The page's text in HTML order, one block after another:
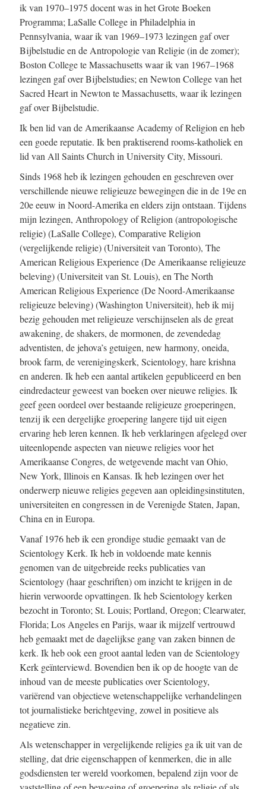
ik van 1970–1975 docent was in het Grote Boeken
Programma; LaSalle College in Philadelphia in
Pennsylvania, waar ik van 1969–1973 lezingen gaf over
Bijbelstudie en de Antropologie van Religie (in de zomer);
Boston College te Massachusetts waar ik van 1967–1968
lezingen gaf over Bijbelstudies; en Newton College van het
Sacred Heart in Newton te Massachusetts, waar ik lezingen
gaf over Bijbelstudie.
Ik ben lid van de Amerikaanse Academy of Religion en heb
een goede reputatie. Ik ben praktiserend rooms-katholiek en
lid van All Saints Church in University City, Missouri.
Sinds 1968 heb ik lezingen gehouden en geschreven over
verschillende nieuwe religieuze bewegingen die in de 19e en
20e eeuw in Noord-Amerika en elders zijn ontstaan. Tijdens
mijn lezingen, Anthropology of Religion (antropologische
religie) (LaSalle College), Comparative Religion
(vergelijkende religie) (Universiteit van Toronto), The
American Religious Experience (De Amerikaanse religieuze
beleving) (Universiteit van St. Louis), en The North
American Religious Experience (De Noord-Amerikaanse
religieuze beleving) (Washington Universiteit), heb ik mij
bezig gehouden met religieuze verschijnselen als de great
awakening, de shakers, de mormonen, de zevendedag
adventisten, de jehova’s getuigen, new harmony, oneida,
brook farm, de verenigingskerk, Scientology, hare krishna
en anderen. Ik heb een aantal artikelen gepubliceerd en ben
eindredacteur geweest van boeken over nieuwe religies. Ik
geef geen oordeel over bestaande religieuze groeperingen,
tenzij ik een dergelijke groepering langere tijd uit eigen
ervaring heb leren kennen. Ik heb verklaringen afgelegd over
uiteenlopende aspecten van nieuwe religies voor het
Amerikaanse Congres, de wetgevende macht van Ohio,
New York, Illinois en Kansas. Ik heb lezingen over het
onderwerp nieuwe religies gegeven aan opleidingsinstituten,
universiteiten en congressen in de Verenigde Staten, Japan,
China en in Europa.
Vanaf 1976 heb ik een grondige studie gemaakt van de
Scientology Kerk. Ik heb in voldoende mate kennis
genomen van de uitgebreide reeks publicaties van
Scientology (haar geschriften) om inzicht te krijgen in de
hierin verwoorde opvattingen. Ik heb Scientology kerken
bezocht in Toronto; St. Louis; Portland, Oregon; Clearwater,
Florida; Los Angeles en Parijs, waar ik mijzelf vertrouwd
heb gemaakt met de dagelijkse gang van zaken binnen de
kerk. Ik heb ook een groot aantal leden van de Scientology
Kerk geïnterviewd. Bovendien ben ik op de hoogte van de
inhoud van de meeste publicaties over Scientology,
variërend van objectieve wetenschappelijke verhandelingen
tot journalistieke berichtgeving, zowel in positieve als
negatieve zin.
Als wetenschapper in vergelijkende religies ga ik uit van de
stelling, dat drie eigenschappen of kenmerken, die in alle
godsdiensten ter wereld voorkomen, bepalend zijn voor de